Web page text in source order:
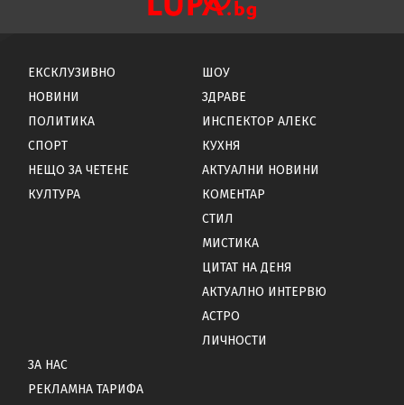
ЕКСКЛУЗИВНО
НОВИНИ
ПОЛИТИКА
СПОРТ
НЕЩО ЗА ЧЕТЕНЕ
КУЛТУРА
ШОУ
ЗДРАВЕ
ИНСПЕКТОР АЛЕКС
КУХНЯ
АКТУАЛНИ НОВИНИ
КОМЕНТАР
СТИЛ
МИСТИКА
ЦИТАТ НА ДЕНЯ
АКТУАЛНО ИНТЕРВЮ
АСТРО
ЛИЧНОСТИ
ЗА НАС
РЕКЛАМНА ТАРИФА